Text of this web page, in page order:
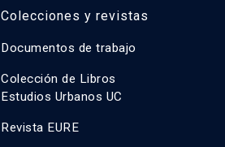
Colecciones y revistas
Documentos de trabajo
Colección de Libros
Estudios Urbanos UC
Revista EURE